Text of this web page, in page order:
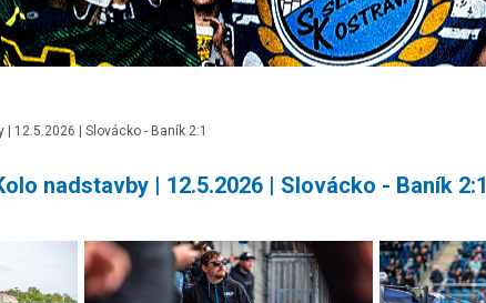
| 12.5.2026 | Slovácko - Baník 2:1
nadstavby | 12.5.2026 | Slovácko - Baník 2:1